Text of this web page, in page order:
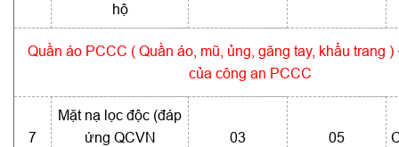
hộ
Quần áo PCCC ( Quần áo, mũ, ủng, găng tay, khẩu trang )
của công an PCCC
7
Mặt nạ lọc độc (đáp
ứng QCVN
03 05